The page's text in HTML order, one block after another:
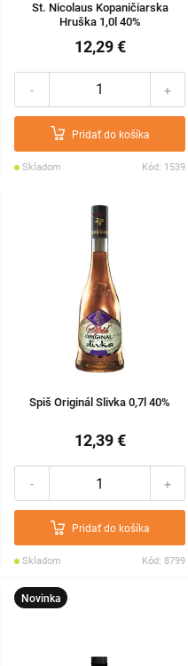
St. Nicolaus Kopaničiarska
Hruška 1,0l 40%
12,29 €
- +
Pridať do košíka
Skladom Kód: 1539
Spiš Originál Slivka 0,7l 40%
12,39 €
- +
Pridať do košíka
Skladom Kód: 8799
Novinka